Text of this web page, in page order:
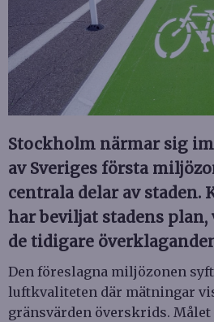
Stockholm närmar sig
av Sveriges första
centrala delar av staden.
har beviljat stadens
de tidigare
Den föreslagna miljözonen
luftkvaliteten där mätningar
gränsvärden överskrids. Målet